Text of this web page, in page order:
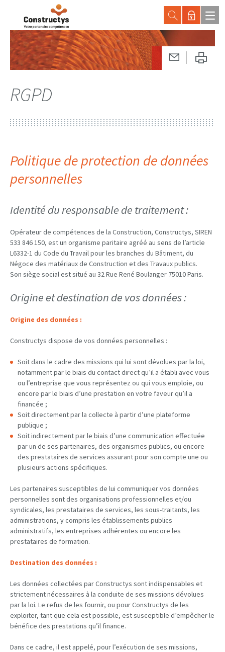
RGPD
Politique de protection de données
personnelles
Identité du responsable de traitement :
Opérateur de compétences de la Construction, Constructys, SIREN
533 846 150, est un organisme paritaire agréé au sens de l’article
L6332-1 du Code du Travail pour les branches du Bâtiment, du
Négoce des matériaux de Construction et des Travaux publics.
Son siège social est situé au 32 Rue René Boulanger 75010 Paris.
Origine et destination de vos données :
Origine des données :
Constructys dispose de vos données personnelles :
Soit dans le cadre des missions qui lui sont dévolues par la loi,
notamment par le biais du contact direct qu’il a établi avec vous
ou l’entreprise que vous représentez ou qui vous emploie, ou
encore par le biais d’une prestation en votre faveur qu’il a
financée ;
Soit directement par la collecte à partir d’une plateforme
publique ;
Soit indirectement par le biais d’une communication effectuée
par un de ses partenaires, des organismes publics, ou encore
des prestataires de services assurant pour son compte une ou
plusieurs actions spécifiques.
Les partenaires susceptibles de lui communiquer vos données
personnelles sont des organisations professionnelles et/ou
syndicales, les prestataires de services, les sous-traitants, les
administrations, y compris les établissements publics
administratifs, les entreprises adhérentes ou encore les
prestataires de formation.
Destination des données :
Les données collectées par Constructys sont indispensables et
strictement nécessaires à la conduite de ses missions dévolues
par la loi. Le refus de les fournir, ou pour Constructys de les
exploiter, tant que cela est possible, est susceptible d’empêcher le
bénéfice des prestations qu’il finance.
Dans ce cadre, il est appelé, pour l’exécution de ses missions,